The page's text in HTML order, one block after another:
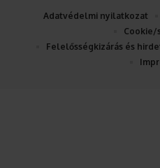
Adatvédelmi nyilatkozat
Cookie/
Felelősségkizárás és